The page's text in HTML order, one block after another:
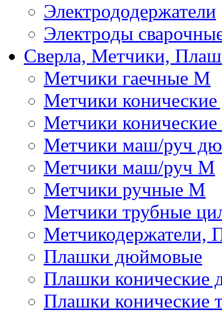
Электрододержатели
Электроды
Сверла, Метчики,
Метчики гаечные М
Метчики
Метчики
Метчики маш/руч
Метчики маш/руч М
Метчики ручные М
Метчики трубные
Метчикодержатели,
Плашки дюймовые
Плашки
Плашки конические